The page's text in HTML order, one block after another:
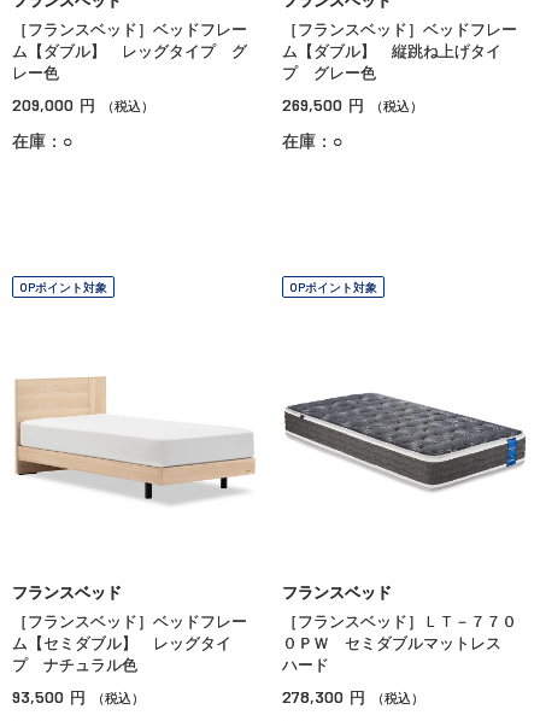
［フランスベッド］ベッドフレー
ム【ダブル】 レッグタイプ グ
レー色
209,000 円 （税込）
在庫：○
［フランスベッド］ベッドフレー
ム【ダブル】 縦跳ね上げタイ
プ グレー色
269,500 円 （税込）
在庫：○
OPポイント対象
フランスベッド
［フランスベッド］ベッドフレー
ム【セミダブル】 レッグタイ
プ ナチュラル色
93,500 円 （税込）
OPポイント対象
フランスベッド
［フランスベッド］ＬＴ－７７０
０ＰＷ セミダブルマットレス
ハード
278,300 円 （税込）